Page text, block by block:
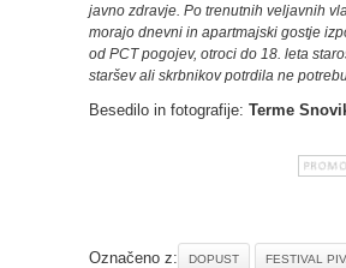
javno zdravje. Po trenutnih veljavnih
morajo dnevni in apartmajski gostje
od PCT pogojev, otroci do 18. leta
staršev ali skrbnikov potrdila ne
Besedilo in fotografije: Terme
Označeno z: DOPUST FESTIVAL